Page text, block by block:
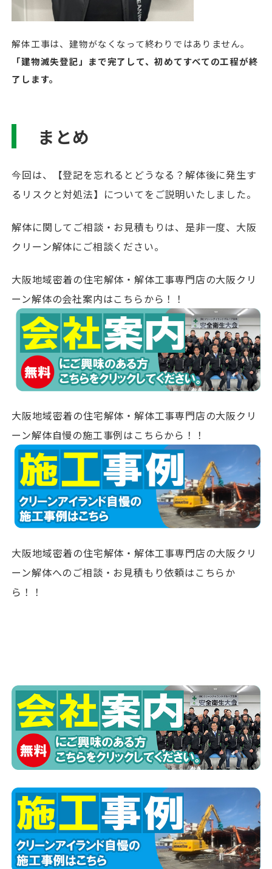
解体工事は、建物がなくなって終わりではありません。
「建物滅失登記」まで完了して、初めてすべての工程が終
了します。
まとめ
今回は、【登記を忘れるとどうなる？解体後に発生す
るリスクと対処法】についてをご説明いたしました。
解体に関してご相談・お見積もりは、是非一度、大阪
クリーン解体にご相談ください。
大阪地域密着の住宅解体・解体工事専門店の大阪クリ
ーン解体の会社案内はこちらから！！
大阪地域密着の住宅解体・解体工事専門店の大阪クリ
ーン解体自慢の施工事例はこちらから！！
大阪地域密着の住宅解体・解体工事専門店の大阪クリ
ーン解体へのご相談・お見積もり依頼はこちらか
ら！！